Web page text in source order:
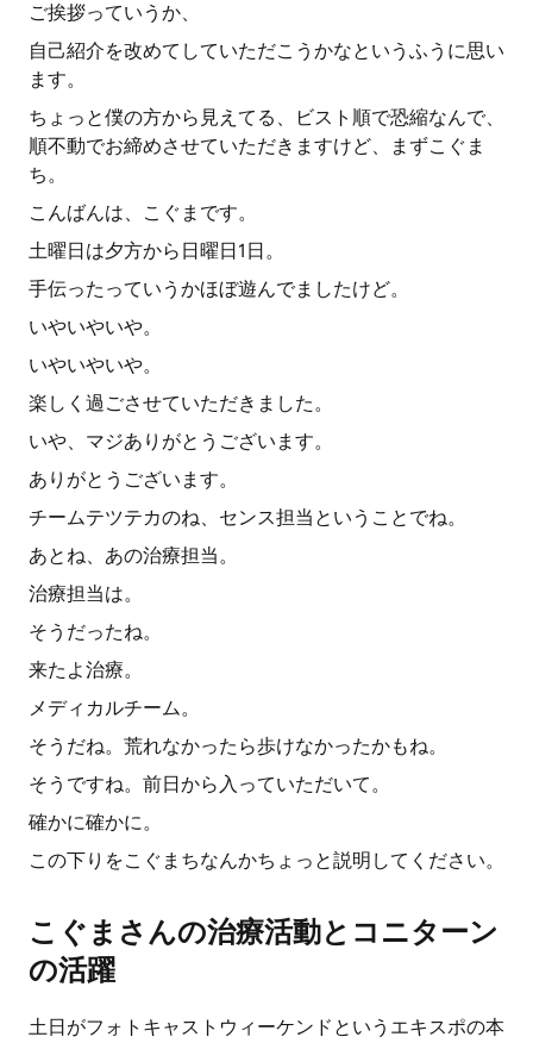
ご挨拶っていうか、
自己紹介を改めてしていただこうかなというふうに思い
ます。
ちょっと僕の方から見えてる、ビスト順で恐縮なんで、
順不動でお締めさせていただきますけど、まずこぐま
ち。
こんばんは、こぐまです。
土曜日は夕方から日曜日1日。
手伝ったっていうかほぼ遊んでましたけど。
いやいやいや。
いやいやいや。
楽しく過ごさせていただきました。
いや、マジありがとうございます。
ありがとうございます。
チームテツテカのね、センス担当ということでね。
あとね、あの治療担当。
治療担当は。
そうだったね。
来たよ治療。
メディカルチーム。
そうだね。荒れなかったら歩けなかったかもね。
そうですね。前日から入っていただいて。
確かに確かに。
この下りをこぐまちなんかちょっと説明してください。
こぐまさんの治療活動とコニターン
の活躍
土日がフォトキャストウィーケンドというエキスポの本